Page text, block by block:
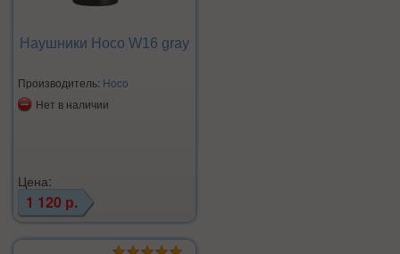
Наушники Hoco W16 graу
Производитель: Hoco
Нет в наличии
Цена:
1 120 р.